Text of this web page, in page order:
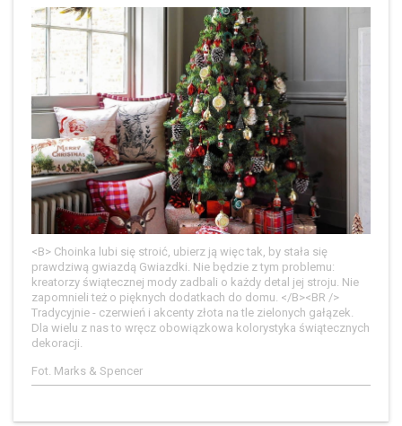
<B> Choinka lubi się stroić, ubierz ją więc tak, by stała się
prawdziwą gwiazdą Gwiazdki. Nie będzie z tym problemu:
kreatorzy świątecznej mody zadbali o każdy detal jej stroju. Nie
zapomnieli też o pięknych dodatkach do domu. </B><BR />
Tradycyjnie - czerwień i akcenty złota na tle zielonych gałązek.
Dla wielu z nas to wręcz obowiązkowa kolorystyka świątecznych
dekoracji.
Fot. Marks & Spencer